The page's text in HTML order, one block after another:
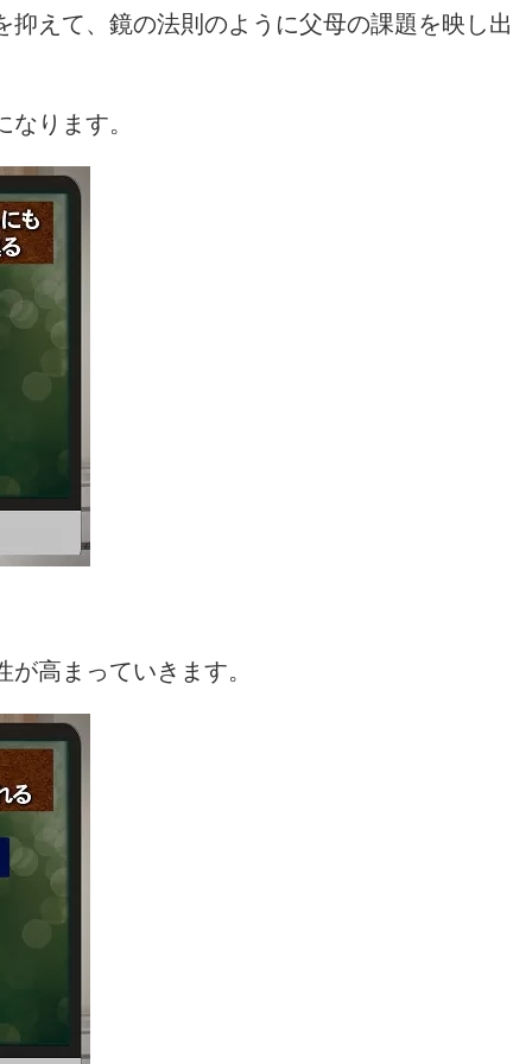
えて、鏡の法則のように父母の課題を映し出
ります。
高まっていきます。